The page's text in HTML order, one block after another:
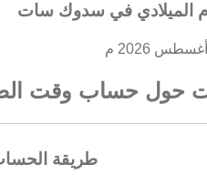
الميلادي في سدوك سات
حول حساب وقت
طريقة